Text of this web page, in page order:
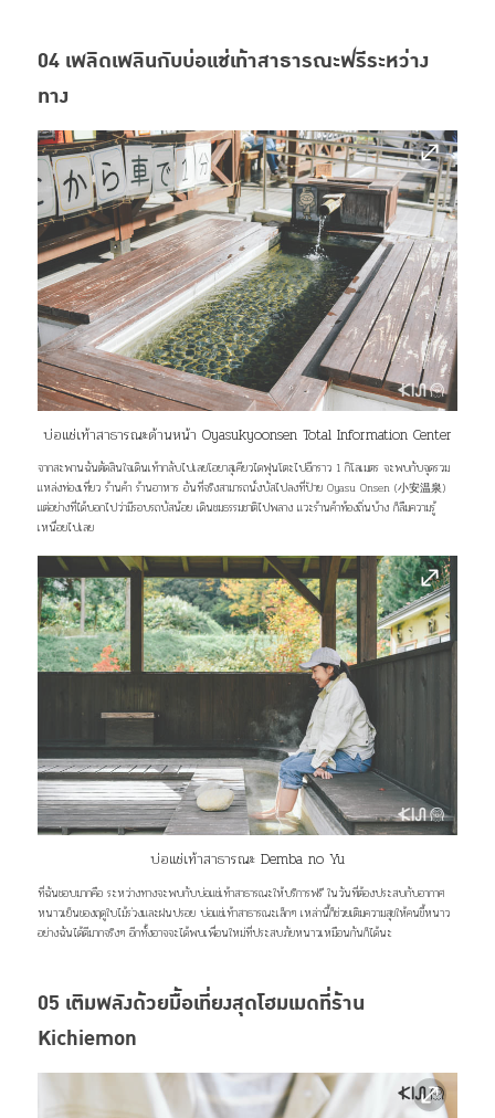
04 เพลิดเพลินกับบ่อแช่เท้าสาธารณะฟรีระหว่าง
ทาง
บ่อแช่เท้าสาธารณะด้านหน้า Oyasukyoonsen Total Information Center
จากสะพานฉันตัดสินใจเดินเท้ากลับไปเลยโอยาสุเคียวไดฟุนโตะไปอีกราว 1 กิโลเมตร จะพบกับจุดรวม
แหล่งท่องเที่ยว ร้านค้า ร้านอาหาร อันที่จริงสามารถนั่งบัสไปลงที่ป้าย Oyasu Onsen (小安温泉)
แต่อย่างที่ได้บอกไปว่ามีรอบรถบัสน้อย เดินชมธรรมชาติไปพลาง แวะร้านค้าท้องถิ่นบ้าง ก็ลืมความรู้
เหนื่อยไปเลย
บ่อแช่เท้าสาธารณะ Demba no Yu
ที่ฉันชอบมากคือ ระหว่างทางจะพบกับบ่อแช่เท้าสาธารณะให้บริการฟรี ในวันที่ต้องประสบกับอากาศ
หนาวเย็นของฤดูใบไม้ร่วงและฝนปรอย บ่อแช่เท้าสาธารณะเล็กๆ เหล่านี้ก็ช่วยเติมความสุขให้คนขี้หนาว
อย่างฉันได้ดีมากจริงๆ อีกทั้งอาจจะได้พบเพื่อนใหม่ที่ประสบภัยหนาวเหมือนกันก็ได้นะ
05 เติมพลังด้วยมื้อเที่ยงสุดโฮมเมดที่ร้าน
Kichiemon